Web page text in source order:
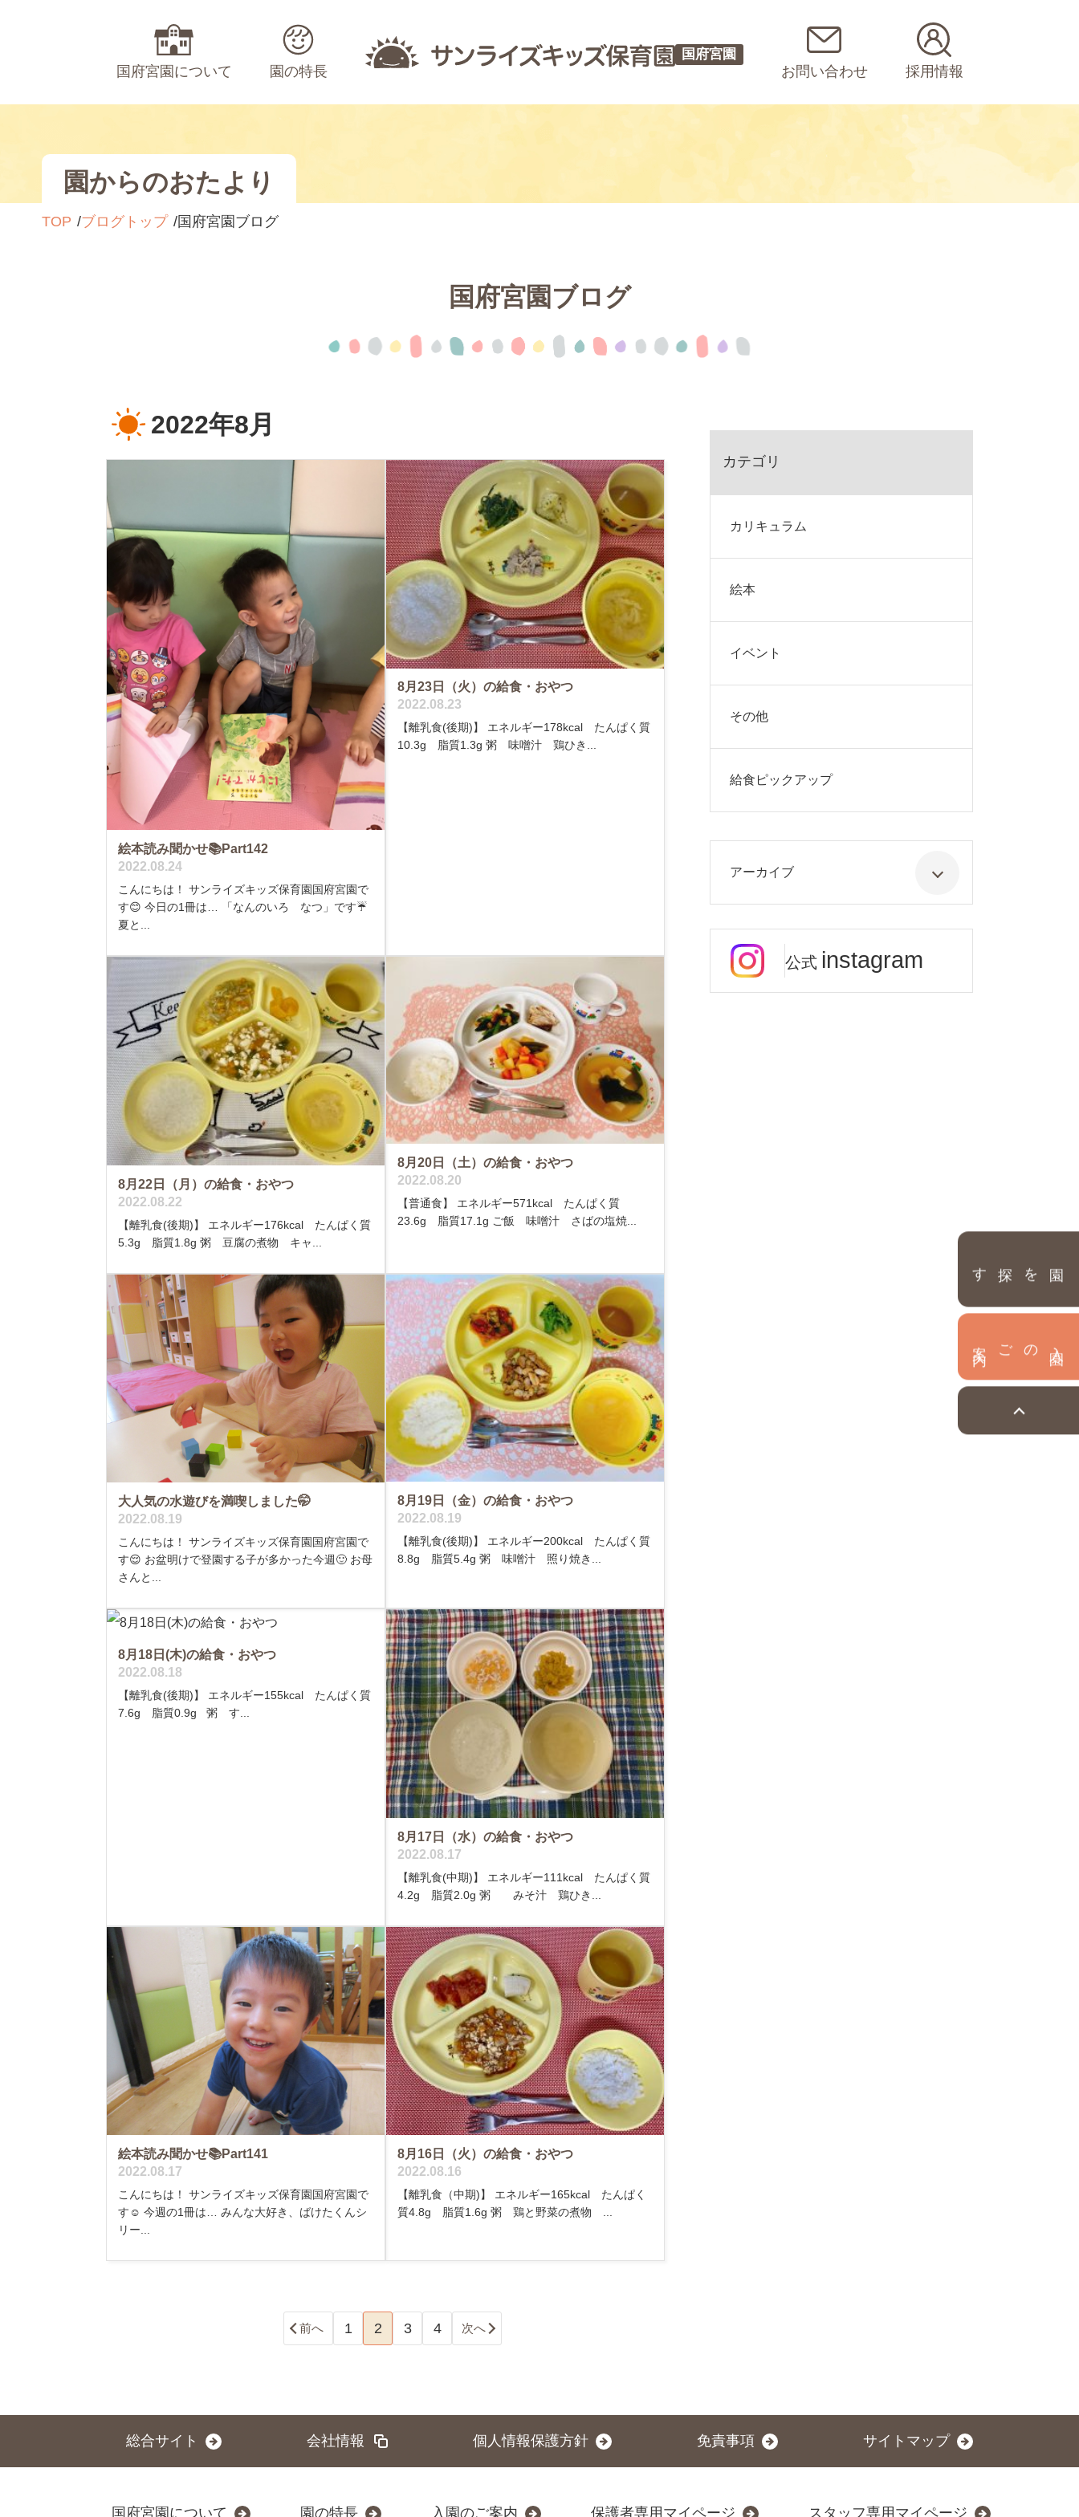
国府宮園について 園の特長
国府宮園
お問い合わせ 採用情報
園を探す
園からのおたより
TOP ブログトップ 国府宮園ブログ
国府宮園ブログ
2022年8月
絵本読み聞かせ📚Part142
2022.08.24
こんにちは！ サンライズキッズ保育園国府宮園で
す😊 今日の1冊は… 「なんのいろ なつ」です☔
夏と...
8月23日（火）の給食・おやつ
2022.08.23
【離乳食(後期)】 エネルギー178kcal たんぱく質
10.3g 脂質1.3g 粥 味噌汁 鶏ひき...
8月22日（月）の給食・おやつ
2022.08.22
【離乳食(後期)】 エネルギー176kcal たんぱく質
5.3g 脂質1.8g 粥 豆腐の煮物 キャ...
8月20日（土）の給食・おやつ
2022.08.20
【普通食】 エネルギー571kcal たんぱく質
23.6g 脂質17.1g ご飯 味噌汁 さばの塩焼...
大人気の水遊びを満喫しました🤭
2022.08.19
こんにちは！ サンライズキッズ保育園国府宮園で
す😌 お盆明けで登園する子が多かった今週🙂 お母
さんと...
8月19日（金）の給食・おやつ
2022.08.19
【離乳食(後期)】 エネルギー200kcal たんぱく質
8.8g 脂質5.4g 粥 味噌汁 照り焼き...
8月18日(木)の給食・おやつ
2022.08.18
【離乳食(後期)】 エネルギー155kcal たんぱく質
7.6g 脂質0.9g 粥 す...
8月17日（水）の給食・おやつ
2022.08.17
【離乳食(中期)】 エネルギー111kcal たんぱく質
4.2g 脂質2.0g 粥 みそ汁 鶏ひき...
絵本読み聞かせ📚Part141
2022.08.17
こんにちは！ サンライズキッズ保育園国府宮園で
す☺️ 今週の1冊は… みんな大好き、ばけたくんシ
リー...
8月16日（火）の給食・おやつ
2022.08.16
【離乳食（中期)】 エネルギー165kcal たんぱく
質4.8g 脂質1.6g 粥 鶏と野菜の煮物 ...
前へ 1 2 3 4 次へ
カテゴリ
カリキュラム
絵本
イベント
その他
給食ピックアップ
アーカイブ
公式 instagram
総合サイト 会社情報 個人情報保護方針 免責事項 サイトマップ
国府宮園について 園の特長 入園のご案内 保護者専用マイページ スタッフ専用マイページ